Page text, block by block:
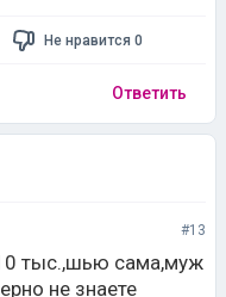
Не нравится 0
Ответить
#13
тыс.,шью сама,муж
не знаете